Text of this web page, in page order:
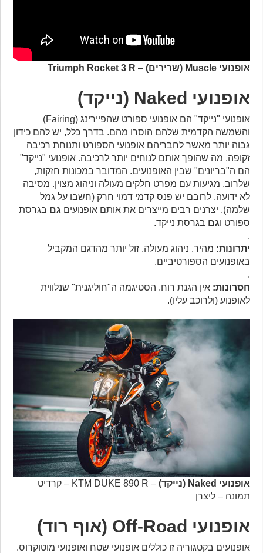
אופנועי Muscle (שרירים) –
Triumph Rocket 3 R
אופנועי Naked (נייקד)
אופנועי "נייקד" הם אופנועי ספורט שהפיירינג (Fairing)
והשמשה הקדמית שלהם הוסרו מהם. בדרך כלל, יש להם כידון
גבוה יותר מאשר לחבריהם אופנועי הספורט ותנוחת רכיבה
זקופה, מה שהופך אותם לנוחים יותר לרכיבה. אופנועי "נייקד"
הם ה"בריונים" שבין האופנועים. המדובר במכונות חזקות,
שלרוב, מגיעות עם מפרט חלקים מעולה וניהוג מצוין. מסיבה
לא ידועה, לרובם יש פנס קדמי דמוי חרק (חשבו על גמל
שלמה). יצרנים רבים מייצרים את אותם אופנועיםגםבגרסת
ספורט וגםבגרסת נייקד.
יתרונות:מהיר. ניהוג מעולה. זול יותר מהדגם המקביל
באופנועים הספורטיביים.
חסרונות:אין הגנת רוח. הסטיגמה ה"חוליגנית" שנלווית
לאופנוע (ולרוכב עליו).
אופנועי Naked (נייקד)
– KTM DUKE 890 R – קרדיט
תמונה – ליצרן
אופנועי Off-Road (אוף רוד)
אופנועים בקטגוריה זו כוללים אופנועי שטח ואופנועי מוטוקרוס.